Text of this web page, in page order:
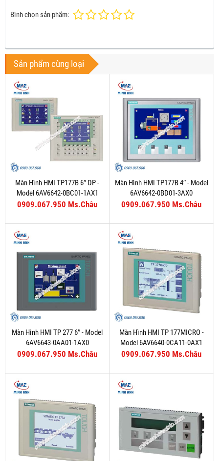
Bình chọn sản phẩm:
Sản phẩm cùng loại
Màn Hình HMI TP177B 6″ DP -
Model 6AV6642-0BC01-1AX1
0909.067.950 Ms.Châu
Màn Hình HMI TP177B 4″ - Model
6AV6642-0BD01-3AX0
0909.067.950 Ms.Châu
Màn Hình HMI TP 277 6″ - Model
6AV6643-0AA01-1AX0
0909.067.950 Ms.Châu
Màn Hình HMI TP 177MICRO -
Model 6AV6640-0CA11-0AX1
0909.067.950 Ms.Châu